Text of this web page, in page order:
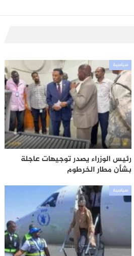
سياسية
رئيس الوزراء يصدر توجيهات عاجلة
بشأن مطار الخرطوم
سياسية